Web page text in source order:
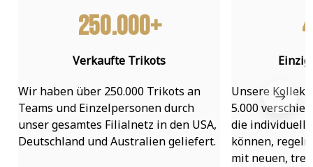
250.000+
Verkaufte Trikots
Wir haben über 250.000 Trikots an
Teams und Einzelpersonen durch
unser gesamtes Filialnetz in den USA,
Deutschland und Australien geliefert.
Unsere
5.000
die individuell
können,
mit neuen,